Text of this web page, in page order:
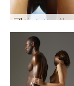
ヴァレリー Alya 撮影 #4